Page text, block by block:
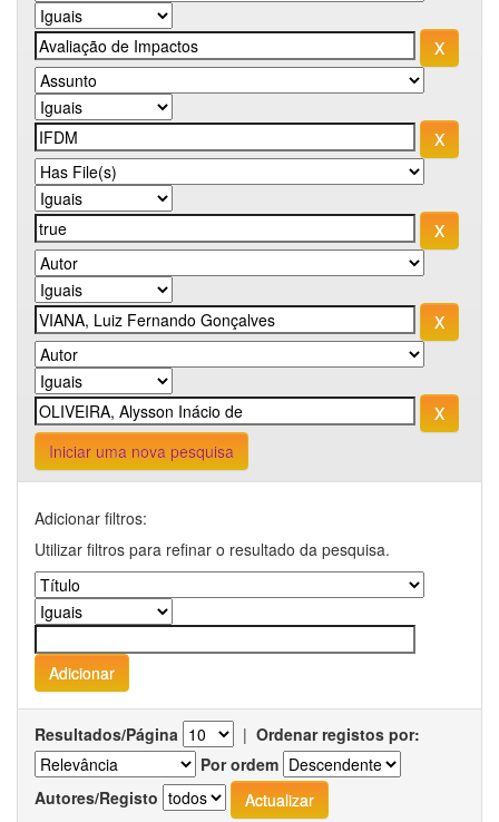
Iniciar uma nova pesquisa
Adicionar filtros:
Utilizar filtros para refinar o resultado da pesquisa.
Resultados/Página | Ordenar registos por:
Por ordem
Autores/Registo